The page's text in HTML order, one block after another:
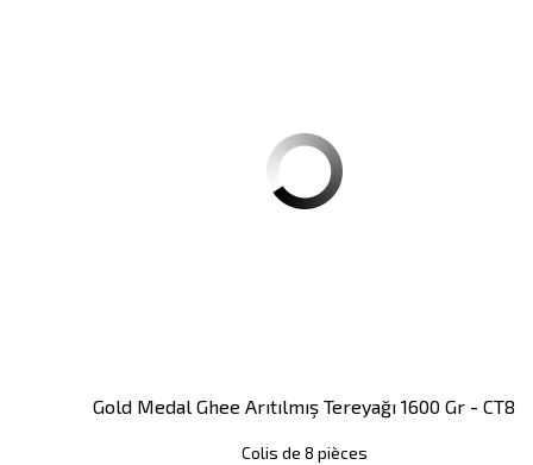
Gold Medal Ghee Arıtılmış Tereyağı 1600 Gr - CT8
Colis de 8 pièces